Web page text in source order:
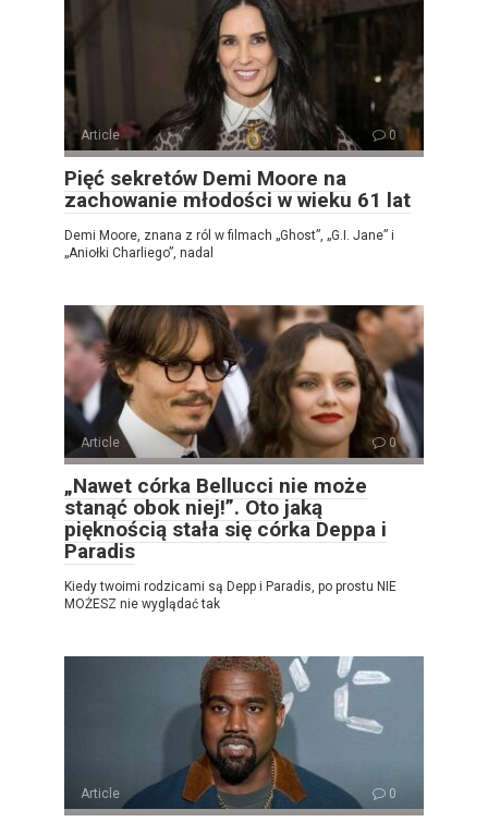
Article 0
Pięć sekretów Demi Moore na
zachowanie młodości w wieku 61 lat
Demi Moore, znana z ról w filmach „Ghost”, „G.I. Jane” i
„Aniołki Charliego”, nadal
Article 0
„Nawet córka Bellucci nie może
stanąć obok niej!”. Oto jaką
pięknością stała się córka Deppa i
Paradis
Kiedy twoimi rodzicami są Depp i Paradis, po prostu NIE
MOŻESZ nie wyglądać tak
Article 0